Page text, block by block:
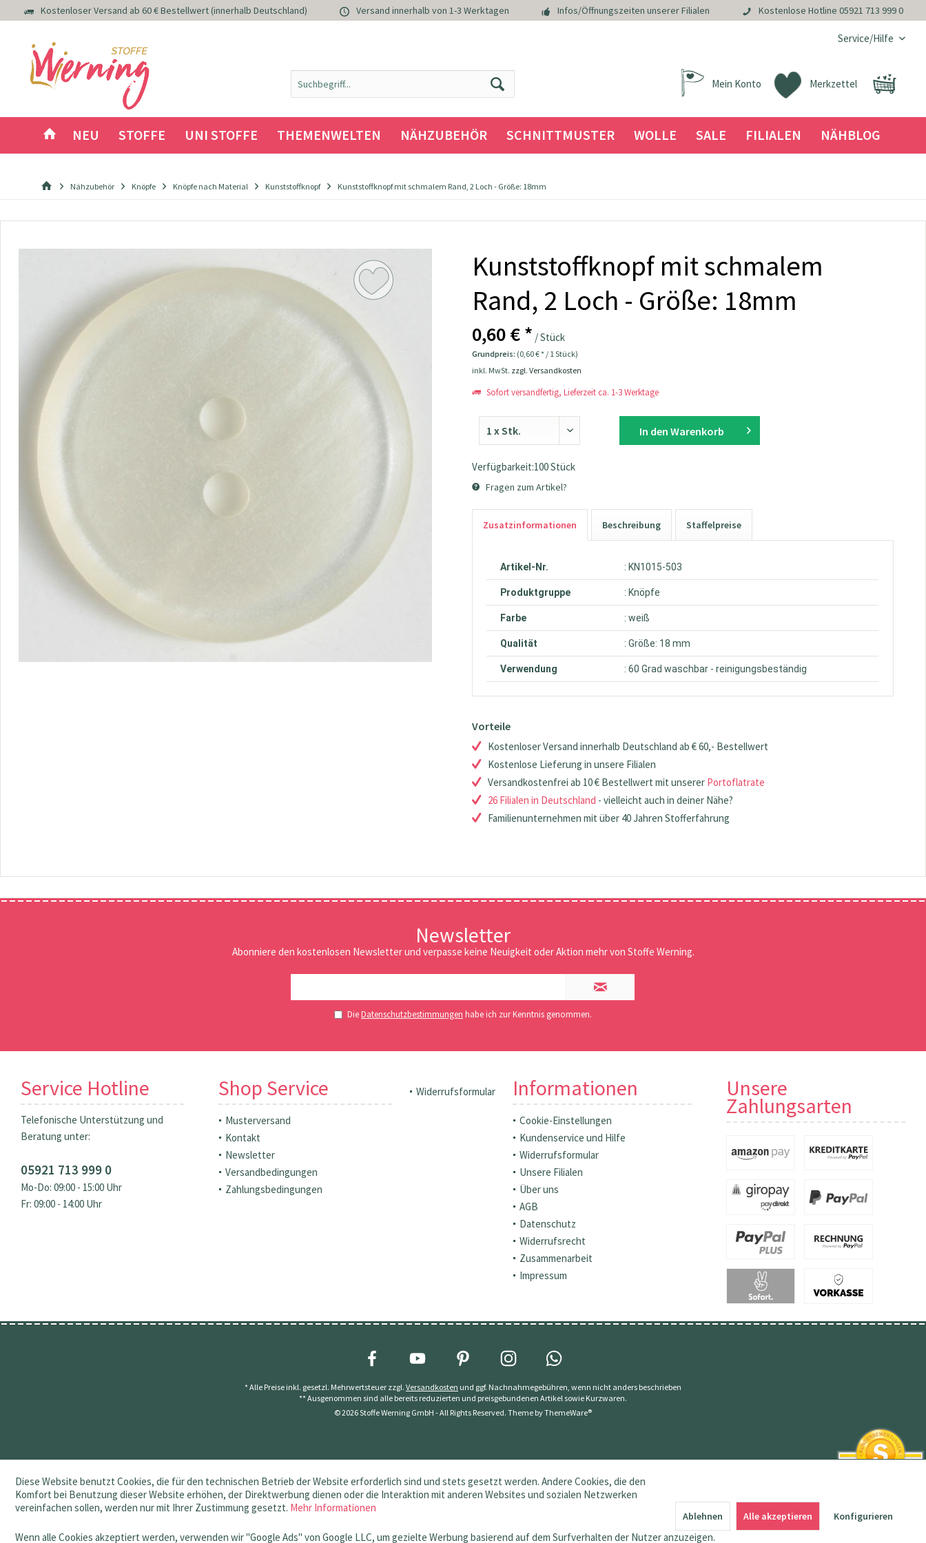
Kostenloser Versand ab 60 € Bestellwert (innerhalb Deutschland) Versand innerhalb von 1-3 Werktagen Infos/Öffnungszeiten unserer Filialen Kostenlose Hotline 05921 713 999 0
Service/Hilfe
Merkzettel
Mein Konto
NEU STOFFE UNI STOFFE THEMENWELTEN NÄHZUBEHÖR SCHNITTMUSTER WOLLE SALE FILIALEN NÄHBLOG
Nähzubehör Knöpfe Knöpfe nach Material Kunststoffknopf Kunststoffknopf mit schmalem Rand, 2 Loch - Größe: 18mm
Kunststoffknopf mit schmalem
Rand, 2 Loch - Größe: 18mm
0,60 € * / Stück
Grundpreis: (0,60 € * / 1 Stück)
inkl. MwSt. zzgl. Versandkosten
Sofort versandfertig, Lieferzeit ca. 1-3 Werktage
In den Warenkorb
Verfügbarkeit:100 Stück
Fragen zum Artikel?
Zusatzinformationen Beschreibung Staffelpreise
Artikel-Nr. : KN1015-503
Produktgruppe : Knöpfe
Farbe : weiß
Qualität : Größe: 18 mm
Verwendung : 60 Grad waschbar - reinigungsbeständig
Vorteile
Kostenloser Versand innerhalb Deutschland ab € 60,- Bestellwert
Kostenlose Lieferung in unsere Filialen
Versandkostenfrei ab 10 € Bestellwert mit unserer Portoflatrate
26 Filialen in Deutschland - vielleicht auch in deiner Nähe?
Familienunternehmen mit über 40 Jahren Stofferfahrung
Newsletter
Abonniere den kostenlosen Newsletter und verpasse keine Neuigkeit oder Aktion mehr von Stoffe Werning.
DieDatenschutzbestimmungen habe ich zur Kenntnis genommen.
Service Hotline
Telefonische Unterstützung und
Beratung unter:
05921 713 999 0
Mo-Do: 09:00 - 15:00 Uhr
Fr: 09:00 - 14:00 Uhr
Shop Service
Musterversand
Kontakt
Newsletter
Versandbedingungen
Zahlungsbedingungen
Widerrufsformular Informationen
Cookie-Einstellungen
Kundenservice und Hilfe
Widerrufsformular
Unsere Filialen
Über uns
AGB
Datenschutz
Widerrufsrecht
Zusammenarbeit
Impressum
Unsere
Zahlungsarten
* Alle Preise inkl. gesetzl. Mehrwertsteuer zzgl. Versandkosten und ggf. Nachnahmegebühren, wenn nicht anders beschrieben
** Ausgenommen sind alle bereits reduzierten und preisgebundenen Artikel sowie Kurzwaren.
© 2026 Stoffe Werning GmbH - All Rights Reserved. Theme byThemeWare®
Diese Website benutzt Cookies, die für den technischen Betrieb der Website erforderlich sind und stets gesetzt werden. Andere Cookies, die den
Komfort bei Benutzung dieser Website erhöhen, der Direktwerbung dienen oder die Interaktion mit anderen Websites und sozialen Netzwerken
vereinfachen sollen, werden nur mit Ihrer Zustimmung gesetzt. Mehr Informationen
Wenn alle Cookies akzeptiert werden, verwenden wir "Google Ads" von Google LLC, um gezielte Werbung basierend auf dem Surfverhalten der Nutzer anzuzeigen.
Ablehnen Alle akzeptieren Konfigurieren
aus 145 Bewertungen